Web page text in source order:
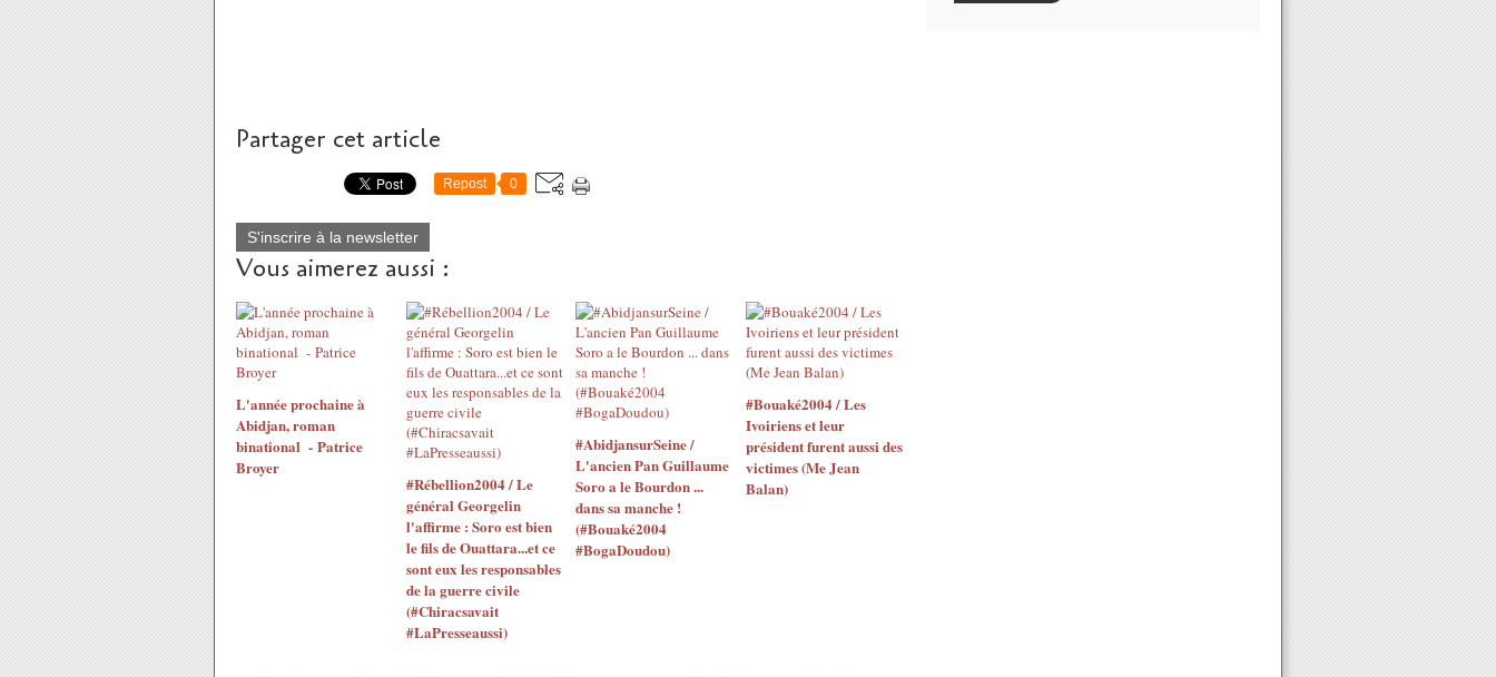
Partager cet article
Repost 0
S'inscrire à la newsletter
Vous aimerez aussi :
L'année prochaine à
Abidjan, roman
binational - Patrice
Broyer
#Rébellion2004 / Le
général Georgelin
l'affirme : Soro est bien
le fils de Ouattara...et ce
sont eux les responsables
de la guerre civile
(#Chiracsavait
#LaPresseaussi)
#AbidjansurSeine /
L'ancien Pan Guillaume
Soro a le Bourdon ...
dans sa manche !
(#Bouaké2004
#BogaDoudou)
#Bouaké2004 / Les
Ivoiriens et leur
président furent aussi des
victimes (Me Jean
Balan)